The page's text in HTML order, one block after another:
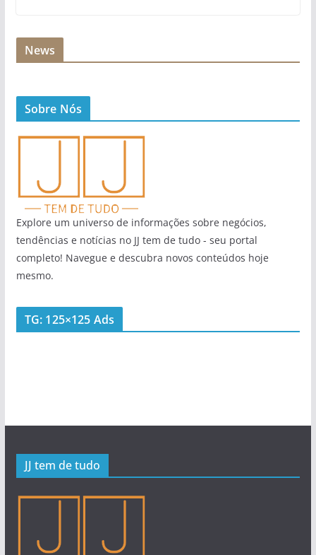
News
Sobre Nós
Explore um universo de informações sobre negócios,
tendências e notícias no JJ tem de tudo - seu portal
completo! Navegue e descubra novos conteúdos hoje
mesmo.
TG: 125×125 Ads
JJ tem de tudo